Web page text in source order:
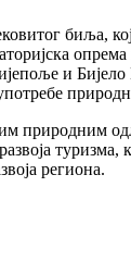
биља,
и
природним
туризма,
региона.